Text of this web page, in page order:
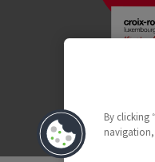
By clicking
navigation,